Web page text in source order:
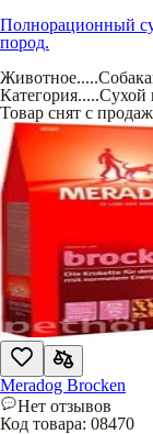
Полнорационный
пород.
Животное.....
Категория.....Сухой
Товар снят с
Meradog Brocken
Нет отзывов
Код товара: 08470